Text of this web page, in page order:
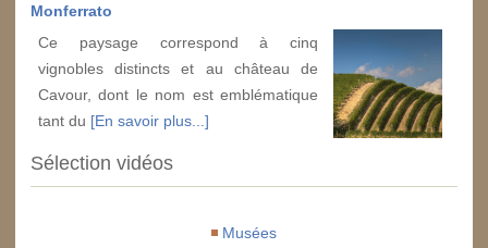
Monferrato
Ce paysage correspond à cinq
vignobles distincts et au château de
Cavour, dont le nom est emblématique
tant du [En savoir plus...]
Sélection vidéos
Musées